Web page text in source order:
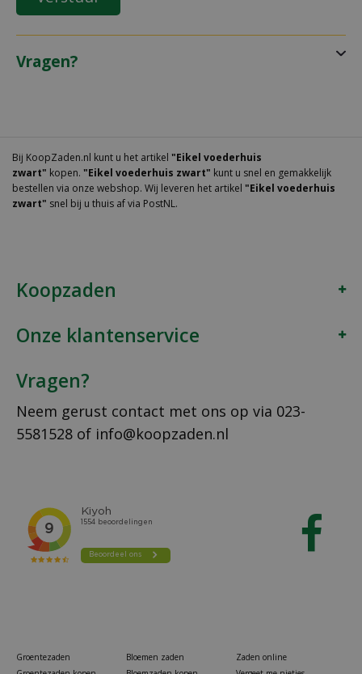
Vragen?
Bij KoopZaden.nl kunt u het artikel "Eikel voederhuis
zwart" kopen. "Eikel voederhuis zwart" kunt u snel en gemakkelijk
bestellen via onze webshop. Wij leveren het artikel "Eikel voederhuis
zwart" snel bij u thuis af via PostNL.
Koopzaden
Onze klantenservice
Vragen?
Neem gerust contact met ons op via 023-
5581528 of info@koopzaden.nl
Groentezaden
Bloemen zaden
Zaden online